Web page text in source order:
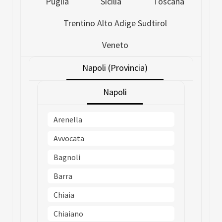
Trentino Alto Adige Sudtirol
Veneto
Napoli (Provincia)
Napoli
Arenella
Avvocata
Bagnoli
Barra
Chiaia
Chiaiano